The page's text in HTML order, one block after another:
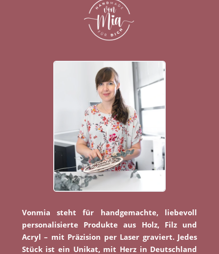
Vonmia steht für handgemachte, liebevoll
personalisierte Produkte aus Holz, Filz und
Acryl – mit Präzision per Laser graviert. Jedes
Stück ist ein Unikat, mit Herz in Deutschland